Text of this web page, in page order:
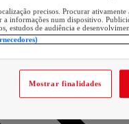
precisos. Procurar
a informações num dispositivo.
estudos de audiência e
Mostrar finalidades